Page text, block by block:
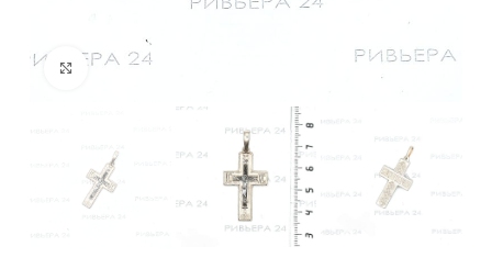
Нажмите, чтобы увеличить